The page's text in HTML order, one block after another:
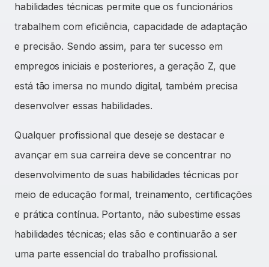
habilidades técnicas permite que os funcionários
trabalhem com eficiência, capacidade de adaptação
e precisão. Sendo assim, para ter sucesso em
empregos iniciais e posteriores, a geração Z, que
está tão imersa no mundo digital, também precisa
desenvolver essas habilidades.
Qualquer profissional que deseje se destacar e
avançar em sua carreira deve se concentrar no
desenvolvimento de suas habilidades técnicas por
meio de educação formal, treinamento, certificações
e prática contínua. Portanto, não subestime essas
habilidades técnicas; elas são e continuarão a ser
uma parte essencial do trabalho profissional.